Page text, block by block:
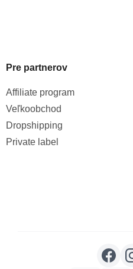
Pre partnerov
Affiliate program
Veľkoobchod
Dropshipping
Private label